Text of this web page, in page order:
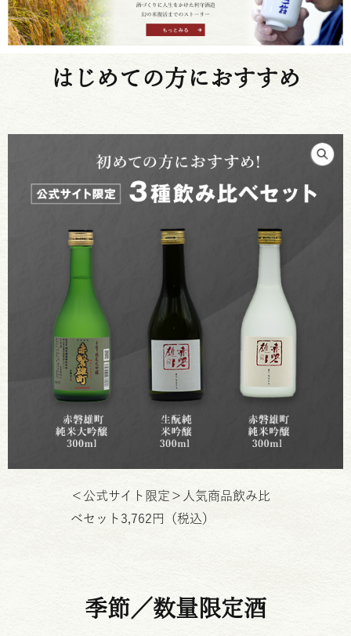
はじめての方におすすめ
＜公式サイト限定＞人気商品飲み比
べセット3,762円（税込）
季節／数量限定酒